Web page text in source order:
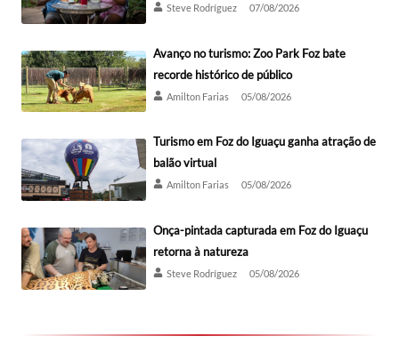
Steve Rodríguez 07/08/2026
Avanço no turismo: Zoo Park Foz bate
recorde histórico de público
Amilton Farias 05/08/2026
Turismo em Foz do Iguaçu ganha atração de
balão virtual
Amilton Farias 05/08/2026
Onça-pintada capturada em Foz do Iguaçu
retorna à natureza
Steve Rodríguez 05/08/2026